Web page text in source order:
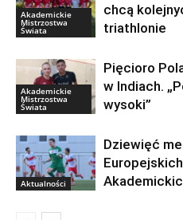
Akademickie
Mistrzostwa
Świata
chcą
triathlonie
Akademickie
Mistrzostwa
Świata
Pięcioro
w Indiach.
wysoki”
Aktualności
Dziewięć